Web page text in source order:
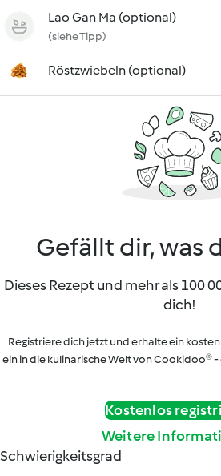
Lao Gan Ma (optional)
(siehe Tipp)
Röstzwiebeln (optional)
Gefällt dir, was
Dieses Rezept und mehr als 100
dich!
Registriere dich jetzt und erhalte ein
ein in die kulinarische Welt von Cookidoo®
Kostenlos
Weitere
Schwierigkeitsgrad